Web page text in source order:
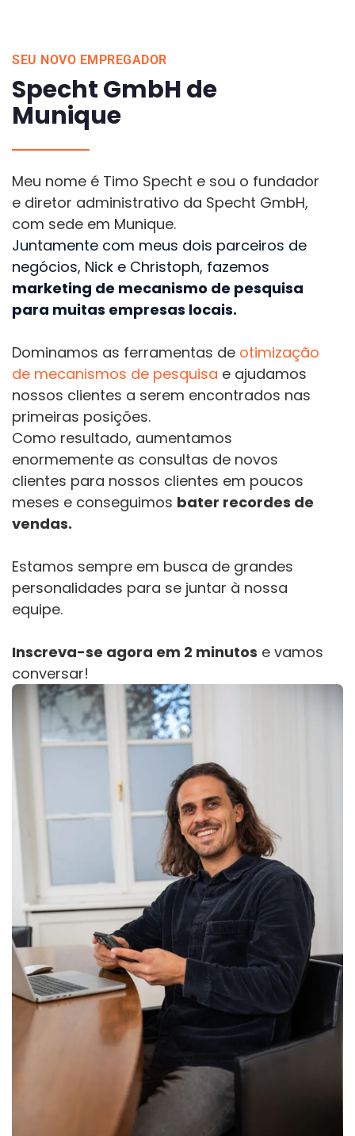
SEU NOVO EMPREGADOR
Specht GmbH de
Munique
Meu nome é Timo Specht e sou o fundador
e diretor administrativo da Specht GmbH,
com sede em Munique.
Juntamente com meus dois parceiros de
negócios, Nick e Christoph, fazemos
marketing de mecanismo de pesquisa
para muitas empresas locais.
Dominamos as ferramentas de otimização
de mecanismos de pesquisa e ajudamos
nossos clientes a serem encontrados nas
primeiras posições.
Como resultado, aumentamos
enormemente as consultas de novos
clientes para nossos clientes em poucos
meses e conseguimos bater recordes de
vendas.
Estamos sempre em busca de grandes
personalidades para se juntar à nossa
equipe.
Inscreva-se agora em 2 minutos e vamos
conversar!